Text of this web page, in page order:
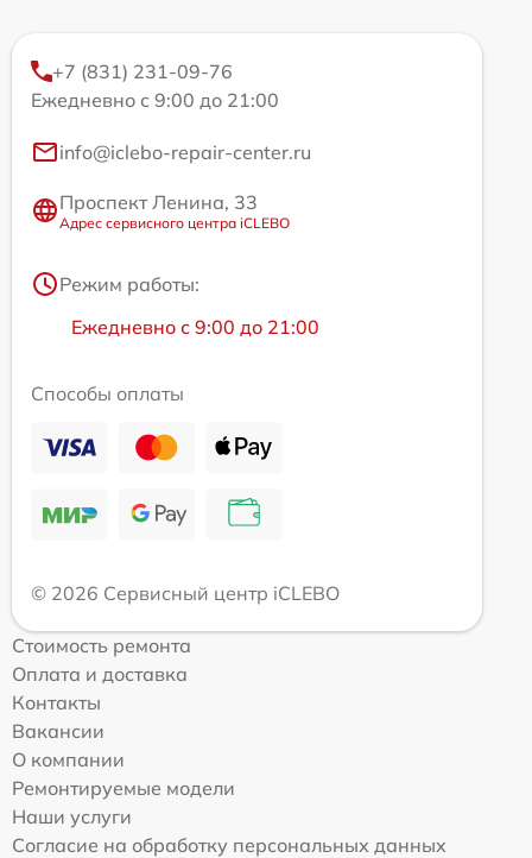
+7 (831) 231-09-76
Ежедневно с 9:00 до 21:00
info@iclebo-repair-center.ru
Проспект Ленина, 33
Адрес сервисного центра iCLEBO
Режим работы:
Ежедневно с 9:00 до 21:00
Способы оплаты
© 2026 Сервисный центр iCLEBO
Стоимость ремонта
Оплата и доставка
Контакты
Вакансии
О компании
Ремонтируемые модели
Наши услуги
Согласие на обработку персональных данных